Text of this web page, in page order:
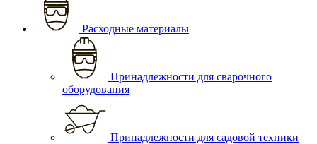
Расходные материалы
Принадлежности для сварочного
оборудования
Принадлежности для садовой техники